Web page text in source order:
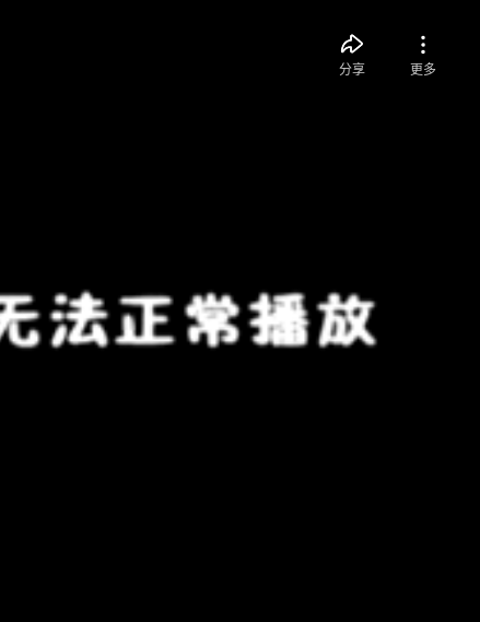
分享 更多